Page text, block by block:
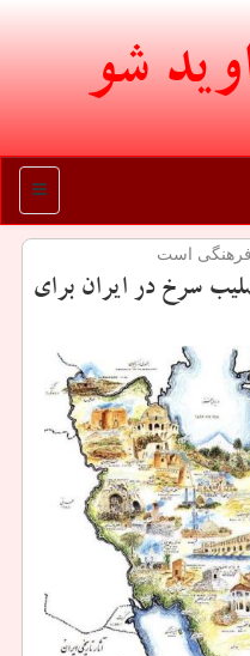
شو
منو
فرهنگی است
سرخ در ایران برای